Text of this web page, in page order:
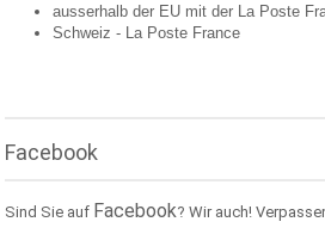
ausserhalb der EU mit der La Poste
Schweiz - La Poste France
Facebook
Sind Sie auf Facebook? Wir auch!